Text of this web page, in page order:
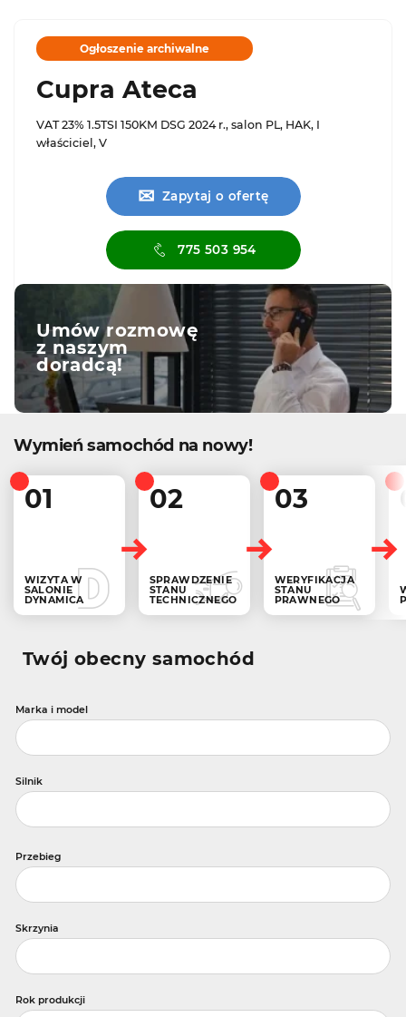
Ogłoszenie archiwalne
Cupra Ateca
VAT 23% 1.5TSI 150KM DSG 2024 r., salon PL, HAK, I
właściciel, V
✉ Zapytaj o ofertę
775 503 954
Umów rozmowę
z naszym
doradcą!
Wymień samochód na nowy!
01
WIZYTA W
SALONIE
DYNAMICA
02
SPRAWDZENIE
STANU
TECHNICZNEGO
03
WERYFIKACJA
STANU
PRAWNEGO
Twój obecny samochód
Marka i model
Silnik
Przebieg
Skrzynia
Rok produkcji